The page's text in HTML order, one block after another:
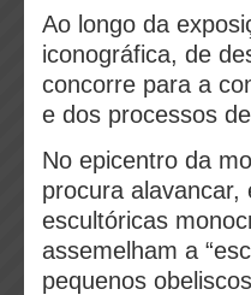
Ao longo da
iconográfica, de
concorre para a
e dos processos
No epicentro da
procura alavancar,
escultóricas
assemelham a
pequenos